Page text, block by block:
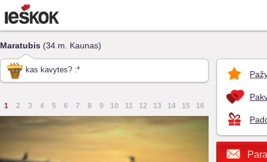
Maratubis (34 m. Kaunas)
kas kavytes? :*
1 2 3 4 5 6 7 8 9 10 11 12 13 14 15 16